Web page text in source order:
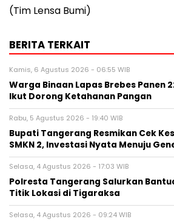
(Tim Lensa Bumi)
BERITA TERKAIT
Kamis, 6 Agustus 2026 - 06:55 WIB
Warga Binaan Lapas Brebes Panen
Ikut Dorong Ketahanan Pangan
Rabu, 5 Agustus 2026 - 19:40 WIB
‎Bupati Tangerang Resmikan Cek
SMKN 2, Investasi Nyata Menuju
Selasa, 4 Agustus 2026 - 17:03 WIB
Polresta Tangerang Salurkan
Titik Lokasi di Tigaraksa
Selasa, 4 Agustus 2026 - 09:24 WIB